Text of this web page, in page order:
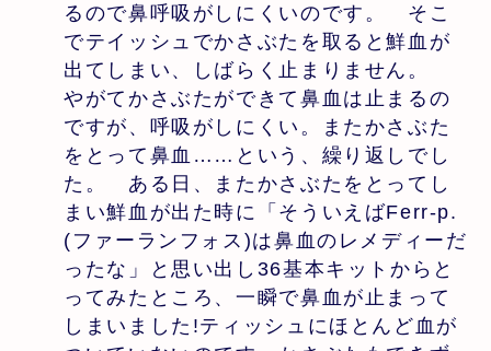
るので鼻呼吸がしにくいのです。 そこ
でテイッシュでかさぶたを取ると鮮血が
出てしまい、しばらく止まりません。
やがてかさぶたができて鼻血は止まるの
ですが、呼吸がしにくい。またかさぶた
をとって鼻血……という、繰り返しでし
た。 ある日、またかさぶたをとってし
まい鮮血が出た時に「そういえばFerr-p.
(ファーランフォス)は鼻血のレメディーだ
ったな」と思い出し36基本キットからと
ってみたところ、一瞬で鼻血が止まって
しまいました!ティッシュにほとんど血が